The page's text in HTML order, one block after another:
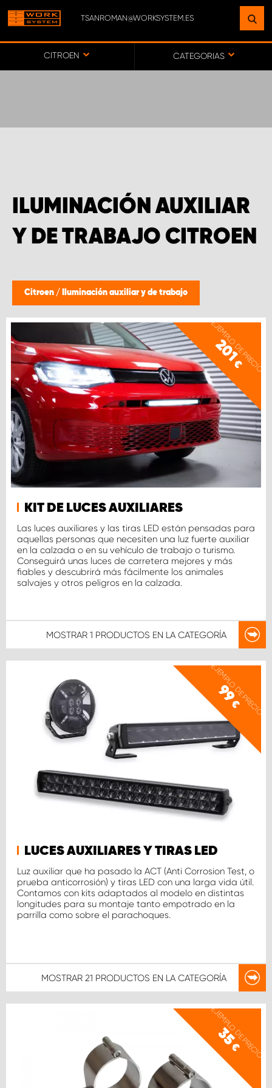
TSANROMAN@WORKSYSTEM.ES
CITROEN CATEGORIAS
ILUMINACIÓN AUXILIAR
Y DE TRABAJO CITROEN
Citroen / Iluminación auxiliar y de trabajo
EJEMPLO DE PRECIO
201
€
KIT DE LUCES AUXILIARES
Las luces auxiliares y las tiras LED están pensadas para
aquellas personas que necesiten una luz fuerte auxiliar
en la calzada o en su vehículo de trabajo o turismo.
Conseguirá unas luces de carretera mejores y más
fiables y descubrirá más fácilmente los animales
salvajes y otros peligros en la calzada.
MOSTRAR 1 PRODUCTOS EN LA CATEGORÍA
EJEMPLO DE PRECIO
99
€
LUCES AUXILIARES Y TIRAS LED
Luz auxiliar que ha pasado la ACT (Anti Corrosion Test, o
prueba anticorrosión) y tiras LED con una larga vida útil.
Contamos con kits adaptados al modelo en distintas
longitudes para su montaje tanto empotrado en la
parrilla como sobre el parachoques.
MOSTRAR 21 PRODUCTOS EN LA CATEGORÍA
EJEMPLO DE PRECIO
35
€
ENCUENTRE UNA INSTALACIÓN
CERCA DE USTED